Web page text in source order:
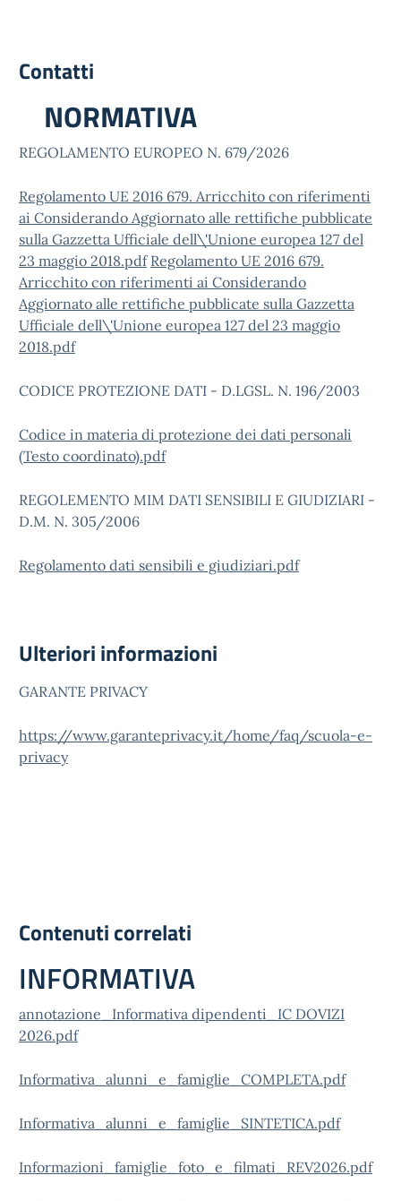
Contatti
NORMATIVA
REGOLAMENTO EUROPEO N. 679/2026
Regolamento UE 2016 679. Arricchito con riferimenti
ai Considerando Aggiornato alle rettifiche pubblicate
sulla Gazzetta Ufficiale dell\'Unione europea 127 del
23 maggio 2018.pdf Regolamento UE 2016 679.
Arricchito con riferimenti ai Considerando
Aggiornato alle rettifiche pubblicate sulla Gazzetta
Ufficiale dell\'Unione europea 127 del 23 maggio
2018.pdf
CODICE PROTEZIONE DATI - D.LGSL. N. 196/2003
Codice in materia di protezione dei dati personali
(Testo coordinato).pdf
REGOLEMENTO MIM DATI SENSIBILI E GIUDIZIARI -
D.M. N. 305/2006
Regolamento dati sensibili e giudiziari.pdf
Ulteriori informazioni
GARANTE PRIVACY
https://www.garanteprivacy.it/home/faq/scuola-e-
privacy
Contenuti correlati
INFORMATIVA
annotazione_Informativa dipendenti_IC DOVIZI
2026.pdf
Informativa_alunni_e_famiglie_COMPLETA.pdf
Informativa_alunni_e_famiglie_SINTETICA.pdf
Informazioni_famiglie_foto_e_filmati_REV2026.pdf